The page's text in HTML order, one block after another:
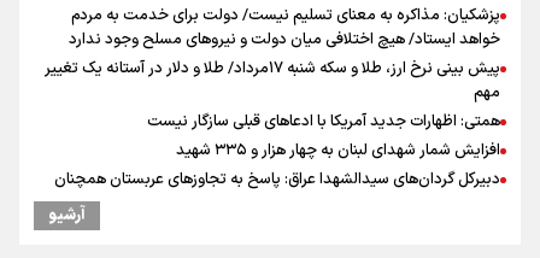
پزشکیان: مذاکره به معنای تسلیم نیست/ دولت برای خدمت به مردم
خواهد ایستاد/ هیچ اختلافی میان دولت و نیروهای مسلح وجود ندارد
پیش بینی نرخ ارز، طلا و سکه شنبه ۱۷مرداد/ طلا و دلار در آستانه یک تغییر
مهم
همتی: اظهارات جدید آمریکا با ادعاهای قبلی سازگار نیست
افزایش شمار شهدای لبنان به چهار هزار و ۳۳۵ شهید
دبیرکل گردان‌های سیدالشهدا عراق: پاسخ به تجاوزهای عربستان همچنان
آرشیو